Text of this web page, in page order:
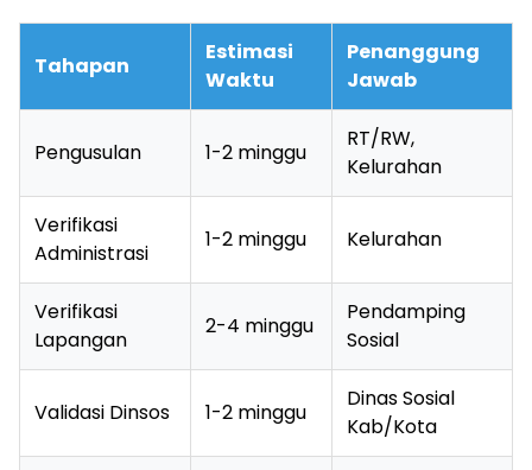
Tahapan
Estimasi
Waktu
Penanggung
Jawab
Pengusulan 1-2 minggu
RT/RW,
Kelurahan
Verifikasi
Administrasi
1-2 minggu Kelurahan
Verifikasi
Lapangan
2-4 minggu
Pendamping
Sosial
Validasi Dinsos 1-2 minggu
Dinas Sosial
Kab/Kota